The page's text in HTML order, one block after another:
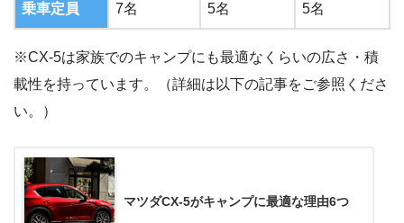
乗車定員 7名 5名 5名
※CX-5は家族でのキャンプにも最適なくらいの広さ・積
載性を持っています。（詳細は以下の記事をご参照くださ
い。）
マツダCX-5がキャンプに最適な理由6つ